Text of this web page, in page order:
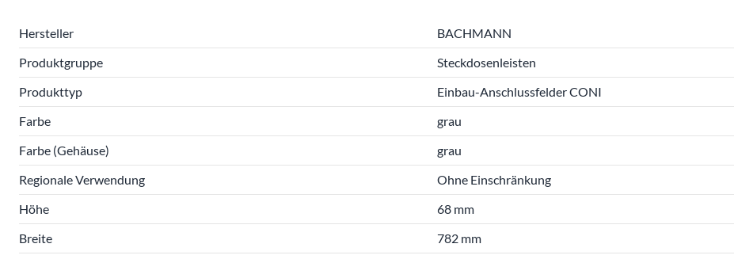
Hersteller
BACHMANN
Produktgruppe
Steckdosenleisten
Produkttyp
Einbau-Anschlussfelder CONI
Farbe
grau
Farbe (Gehäuse)
grau
Regionale Verwendung
Ohne Einschränkung
Höhe
68 mm
Breite
782 mm